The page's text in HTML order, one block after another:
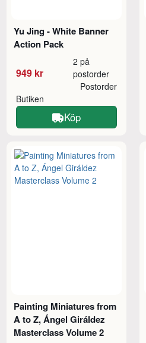
Yu Jing - White Banner
Action Pack
949 kr
2 på
postorder
Butiken
Postorder
Köp
Painting Miniatures from
A to Z, Ángel Giráldez
Masterclass Volume 2